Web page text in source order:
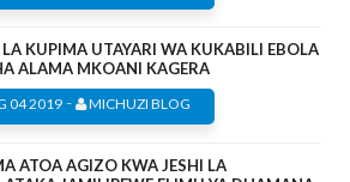
KUPIMA UTAYARI WA KUKABILI EBOLA
ALAMA MKOANI KAGERA
04 2019- MICHUZI BLOG
ATOA AGIZO KWA JESHI LA